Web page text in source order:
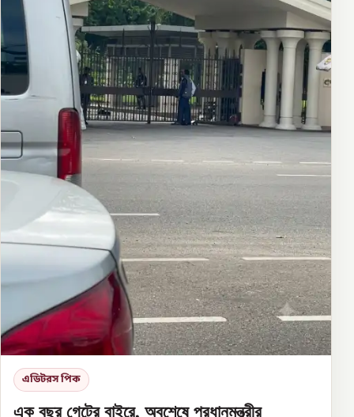
এডিটরস পিক
এক বছর গেটের বাইরে, অবশেষে প্রধানমন্ত্রীর